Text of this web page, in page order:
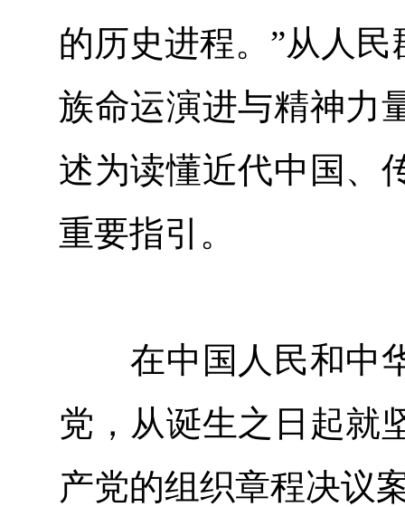
的历史进程。”从人
族命运演进与精神力
述为读懂近代中国、
重要指引。
在中国人民和中华
党，从诞生之日起就
产党的组织章程决议